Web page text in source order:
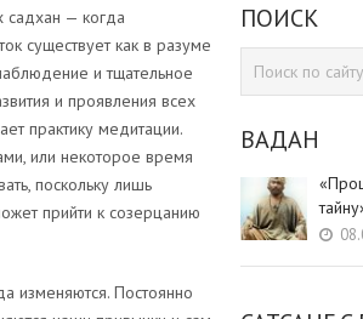
садхан — когда
существует как в разуме
и тщательное
и проявления всех
практику медитации.
или некоторое время
поскольку лишь
прийти к созерцанию
изменяются. Постоянно
ПОИСК
ВАДАН